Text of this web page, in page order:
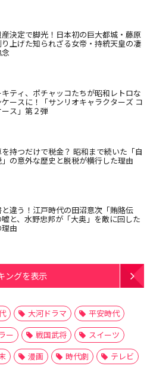
決定で脚光！日本初の巨大都城・藤原
り上げた知られざる女帝・持統天皇の凄
ティ、ポチャッコたちが昭和レトロな
ケースに！「サンリオキャラクターズ コ
ス」第２弾
持つだけで税金？ 昭和まで続いた「自
の意外な歴史と脱税が横行した理由
違う！江戸時代の田沼意次「賄賂伝
と、水野忠邦が「大奥」を敵に回した
由
ングを表示
大河ドラマ
平安時代
ー 戦国武将
スイーツ
漫画 時代劇
テレビ